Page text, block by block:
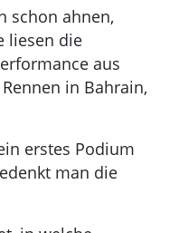
schon ahnen,
liesen die
aus
in Bahrain,
erstes Podium
man die